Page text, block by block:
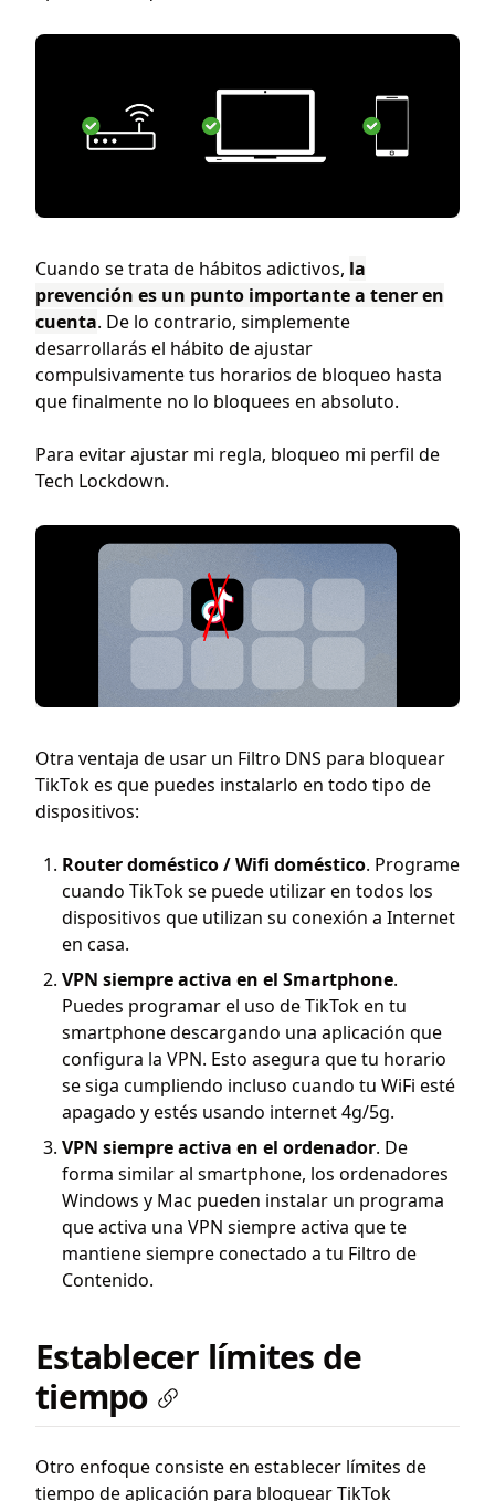
Cuando se trata de hábitos adictivos, la
prevención es un punto importante a tener en
cuenta. De lo contrario, simplemente
desarrollarás el hábito de ajustar
compulsivamente tus horarios de bloqueo hasta
que finalmente no lo bloquees en absoluto.
Para evitar ajustar mi regla, bloqueo mi perfil de
Tech Lockdown.
Otra ventaja de usar un Filtro DNS para bloquear
TikTok es que puedes instalarlo en todo tipo de
dispositivos:
Router doméstico / Wifi doméstico. Programe
cuando TikTok se puede utilizar en todos los
dispositivos que utilizan su conexión a Internet
en casa.
VPN siempre activa en el Smartphone.
Puedes programar el uso de TikTok en tu
smartphone descargando una aplicación que
configura la VPN. Esto asegura que tu horario
se siga cumpliendo incluso cuando tu WiFi esté
apagado y estés usando internet 4g/5g.
VPN siempre activa en el ordenador. De
forma similar al smartphone, los ordenadores
Windows y Mac pueden instalar un programa
que activa una VPN siempre activa que te
mantiene siempre conectado a tu Filtro de
Contenido.
Establecer límites de
tiempo
Otro enfoque consiste en establecer límites de
tiempo de aplicación para bloquear TikTok